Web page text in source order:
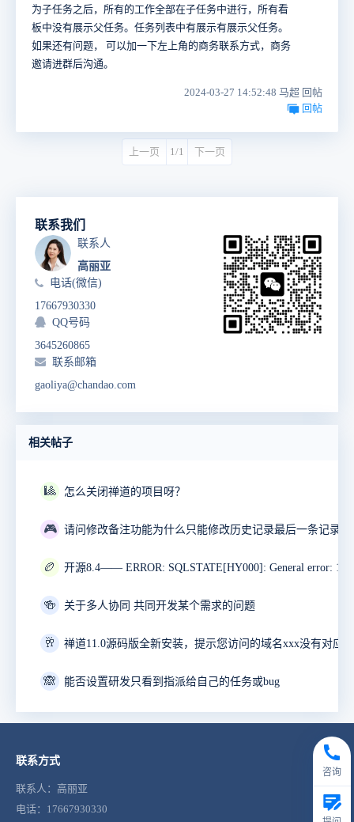
为子任务之后，所有的工作全部在子任务中进行，所有看
板中没有展示父任务。任务列表中有展示有展示父任务。
如果还有问题， 可以加一下左上角的商务联系方式，商务
邀请进群后沟通。
2024-03-27 14:52:48 马超 回帖
回帖
上一页 1/1 下一页
联系我们
联系人
高丽亚
电话(微信)
17667930330
QQ号码
3645260865
联系邮箱
gaoliya@chandao.com
相关帖子
🎱 怎么关闭禅道的项目呀？
🎮
🏉
🍻 关于多人协同 共同开发某个需求的问题
🥂 禅道11.0源码版全新安装，提示您访问的域名xxx没有对应
🙈 能否设置研发只看到指派给自己的任务或bug
联系方式
联系人：高丽亚
电话：17667930330
咨询